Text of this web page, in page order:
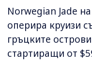
Norwegian Jade
оперира круизи
гръцките
стартиращи от